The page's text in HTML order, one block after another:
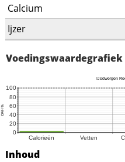
Calcium
Ijzer
Voedingswaardegrafiek
Inhoud